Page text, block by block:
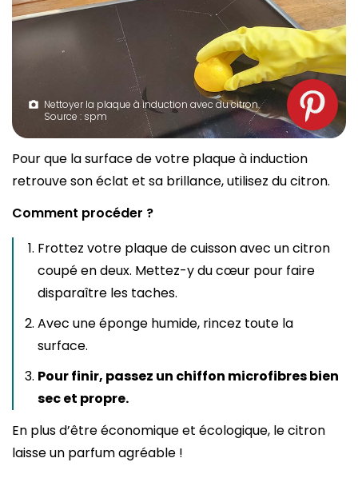
Nettoyer la plaque à induction avec du citron.
Source : spm
Pour que la surface de votre plaque à induction
retrouve son éclat et sa brillance, utilisez du citron.
Comment procéder ?
Frottez votre plaque de cuisson avec un citron
coupé en deux. Mettez-y du cœur pour faire
disparaître les taches.
Avec une éponge humide, rincez toute la
surface.
Pour finir, passez un chiffon microfibres bien
sec et propre.
En plus d’être économique et écologique, le citron
laisse un parfum agréable !